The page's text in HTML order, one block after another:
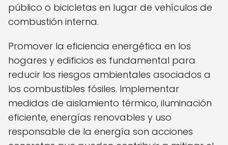
público o bicicletas en lugar de vehículos de
combustión interna.
Promover la eficiencia energética en los
hogares y edificios es fundamental para
reducir los riesgos ambientales asociados a
los combustibles fósiles. Implementar
medidas de aislamiento térmico, iluminación
eficiente, energías renovables y uso
responsable de la energía son acciones